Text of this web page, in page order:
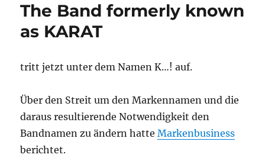
The Band formerly known
as KARAT
tritt jetzt unter dem Namen K…! auf.
Über den Streit um den Markennamen und die
daraus resultierende Notwendigkeit den
Bandnamen zu ändern hatteMarkenbusiness
berichtet.